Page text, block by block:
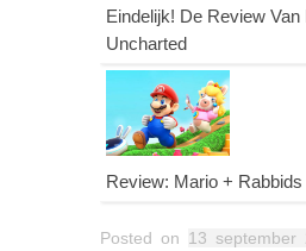
Eindelijk! De Review Van
Uncharted
Review: Mario +
Posted on 13 september